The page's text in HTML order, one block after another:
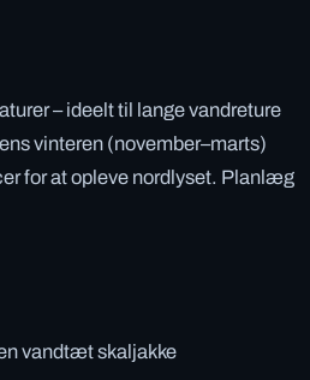
– ideelt til lange vandreture
vinteren (november–marts)
for at opleve nordlyset. Planlæg
vandtæt skaljakke